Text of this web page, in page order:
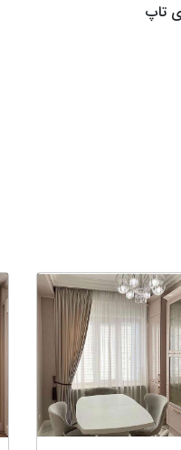
تاپ